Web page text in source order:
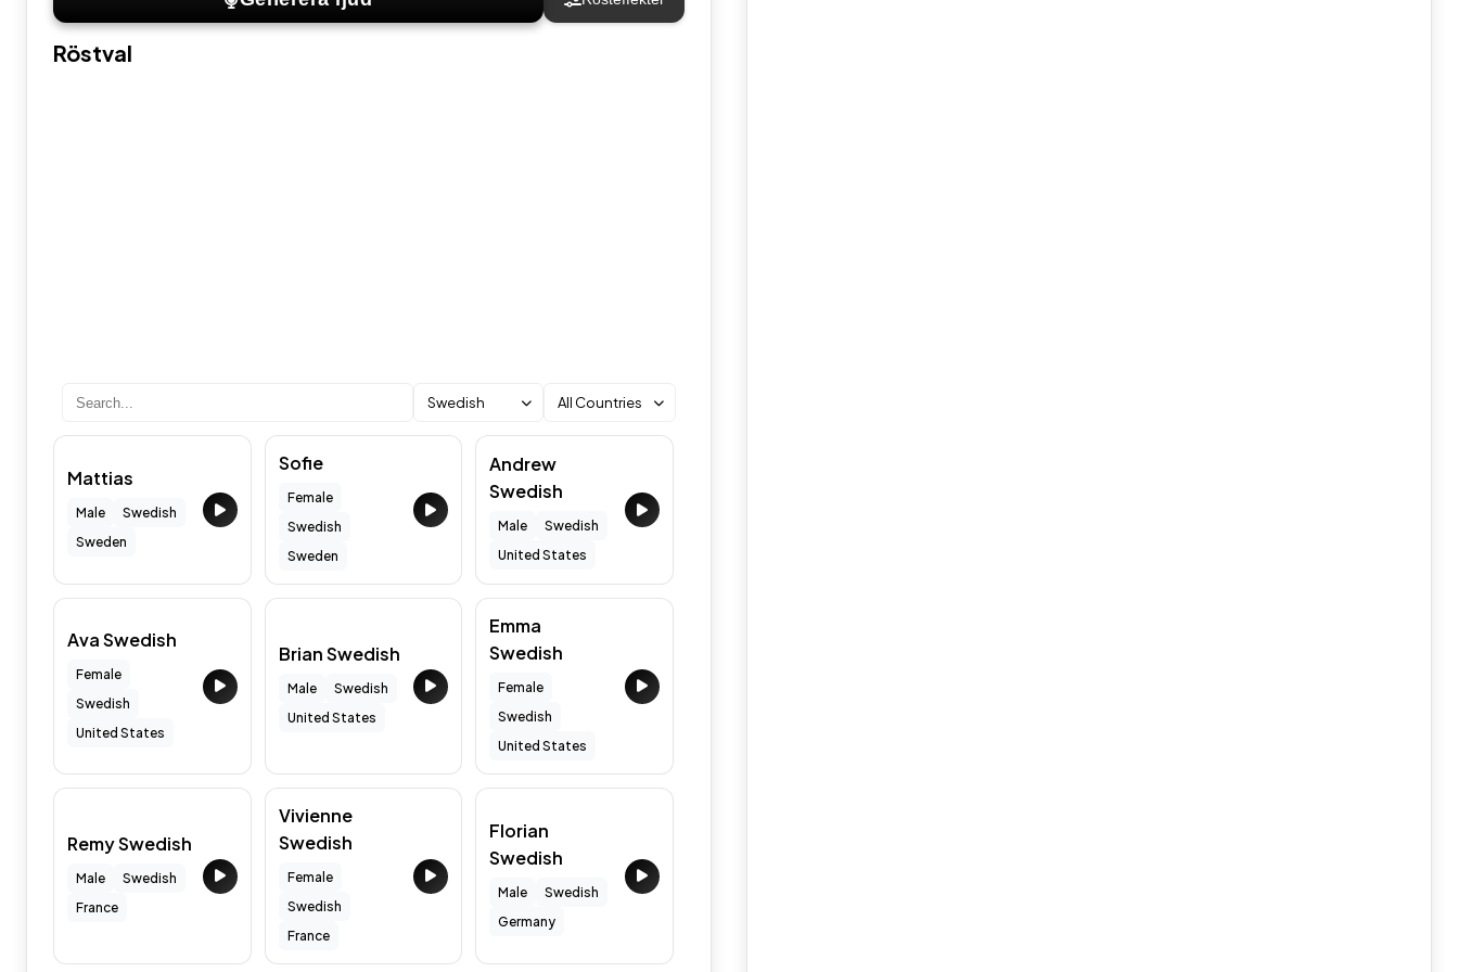
Röstval
Swedish All Countries
Mattias
Male
Swedish
Sweden
Sofie
Female
Swedish
Sweden
Andrew
Swedish
Male
Swedish
United States
Ava Swedish
Female
Swedish
United States
Brian Swedish
Male
Swedish
United States
Emma
Swedish
Female
Swedish
United States
Remy Swedish
Male
Swedish
France
Vivienne
Swedish
Female
Swedish
France
Florian
Swedish
Male
Swedish
Germany